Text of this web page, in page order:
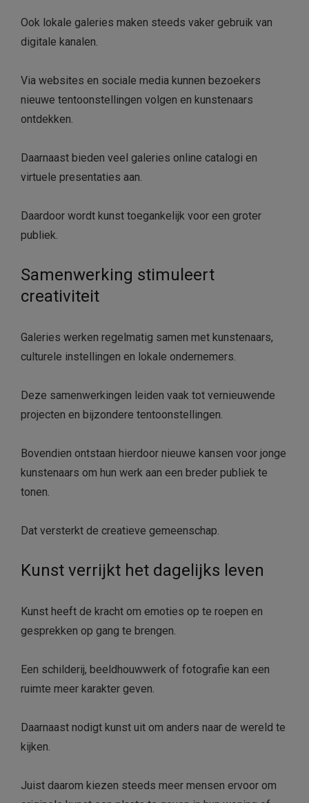
Ook lokale galeries maken steeds vaker gebruik van
digitale kanalen.
Via websites en sociale media kunnen bezoekers
nieuwe tentoonstellingen volgen en kunstenaars
ontdekken.
Daarnaast bieden veel galeries online catalogi en
virtuele presentaties aan.
Daardoor wordt kunst toegankelijk voor een groter
publiek.
Samenwerking stimuleert
creativiteit
Galeries werken regelmatig samen met kunstenaars,
culturele instellingen en lokale ondernemers.
Deze samenwerkingen leiden vaak tot vernieuwende
projecten en bijzondere tentoonstellingen.
Bovendien ontstaan hierdoor nieuwe kansen voor jonge
kunstenaars om hun werk aan een breder publiek te
tonen.
Dat versterkt de creatieve gemeenschap.
Kunst verrijkt het dagelijks leven
Kunst heeft de kracht om emoties op te roepen en
gesprekken op gang te brengen.
Een schilderij, beeldhouwwerk of fotografie kan een
ruimte meer karakter geven.
Daarnaast nodigt kunst uit om anders naar de wereld te
kijken.
Juist daarom kiezen steeds meer mensen ervoor om